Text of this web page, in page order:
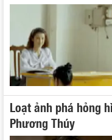
Loạt ảnh phá hỏng
Phương Thúy